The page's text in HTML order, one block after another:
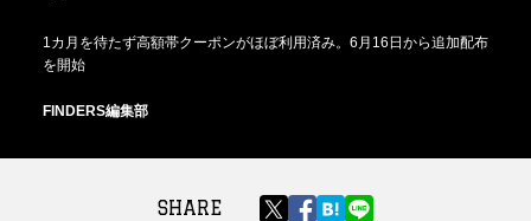
1カ月を待たず高額帯クーポンがほぼ利用済み。6月16日から追加配布
を開始
FINDERS編集部
SHARE